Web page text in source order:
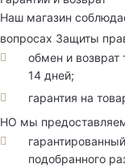
Наш магазин
вопросах Защиты
обмен и возврат
14 дней;
гарантия на
НО мы
подобранного